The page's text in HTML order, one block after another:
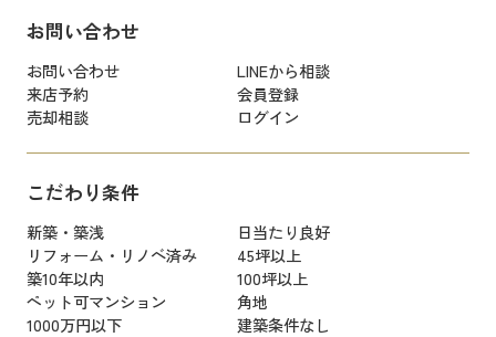
お問い合わせ
お問い合わせ
LINEから相談
来店予約
会員登録
売却相談
ログイン
こだわり条件
新築・築浅
日当たり良好
リフォーム・リノベ済み
45坪以上
築10年以内
100坪以上
ペット可マンション
角地
1000万円以下
建築条件なし